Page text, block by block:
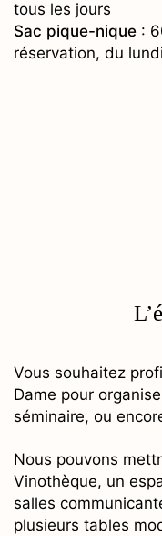
tous les jours
Sac pique-nique :
réservation, du
Vous souhaitez
Dame pour
séminaire, ou
Nous pouvons
Vinothèque, un
salles
plusieurs tables